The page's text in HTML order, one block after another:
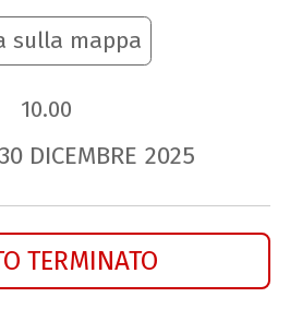
sulla mappa
10.00
30 DICEMBRE 2025
TERMINATO